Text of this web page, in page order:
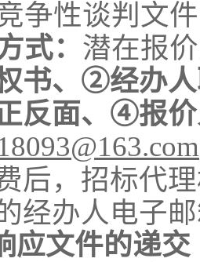
争性谈判文
式： 潜在报
书、②经办
反面、④报
后，招标代
经办人电子
应文件的递交